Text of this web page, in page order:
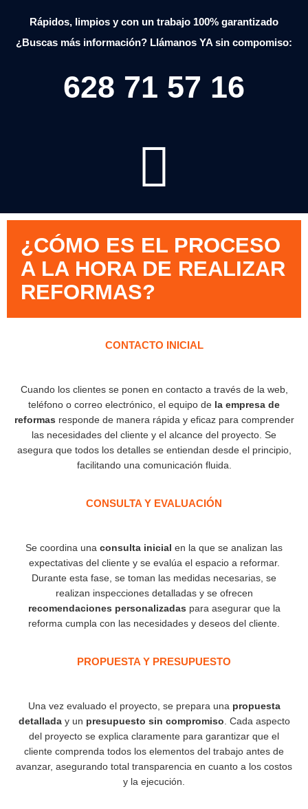
Rápidos, limpios y con un trabajo 100% garantizado
¿Buscas más información? Llámanos YA sin compomiso:
628 71 57 16
¿CÓMO ES EL PROCESO
A LA HORA DE REALIZAR
REFORMAS?
CONTACTO INICIAL
Cuando los clientes se ponen en contacto a través de la web,
teléfono o correo electrónico, el equipo de la empresa de
reformas responde de manera rápida y eficaz para comprender
las necesidades del cliente y el alcance del proyecto. Se
asegura que todos los detalles se entiendan desde el principio,
facilitando una comunicación fluida.
CONSULTA Y EVALUACIÓN
Se coordina una consulta inicial en la que se analizan las
expectativas del cliente y se evalúa el espacio a reformar.
Durante esta fase, se toman las medidas necesarias, se
realizan inspecciones detalladas y se ofrecen
recomendaciones personalizadas para asegurar que la
reforma cumpla con las necesidades y deseos del cliente.
PROPUESTA Y PRESUPUESTO
Una vez evaluado el proyecto, se prepara una propuesta
detalladay un presupuesto sin compromiso . Cada aspecto
del proyecto se explica claramente para garantizar que el
cliente comprenda todos los elementos del trabajo antes de
avanzar, asegurando total transparencia en cuanto a los costos
y la ejecución.